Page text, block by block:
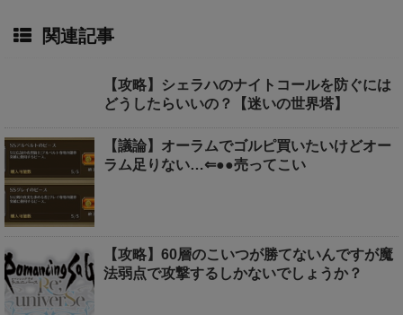
関連記事
【攻略】シェラハのナイトコールを防ぐには
どうしたらいいの？【迷いの世界塔】
【議論】オーラムでゴルピ買いたいけどオー
ラム足りない…⇐●●売ってこい
【攻略】60層のこいつが勝てないんですが魔
法弱点で攻撃するしかないでしょうか？